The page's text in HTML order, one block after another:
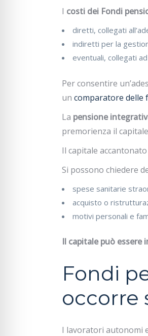
I costi dei Fondi
diretti, collegati
indiretti per la
eventuali, collegati
Per consentire
un comparatore delle
La pensione
premorienza il
Il capitale
Si possono chiedere
spese sanitarie
acquisto o
motivi personali e
Il capitale può
Fondi
occorre
I lavoratori autonomi